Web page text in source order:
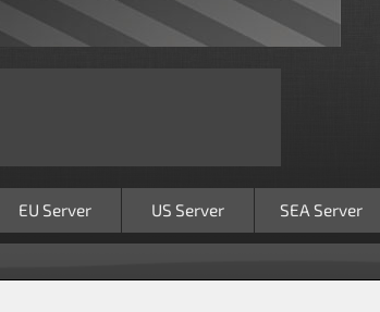
EU Server US Server SEA Server